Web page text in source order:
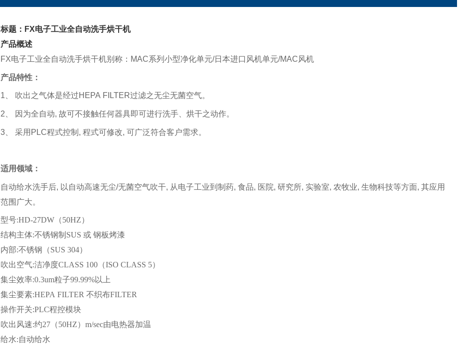
标题：FX电子工业全自动洗手烘干机
产品概述
FX电子工业全自动洗手烘干机别称：MAC系列小型净化单元/日本进口风机单元/MAC风机
产品特性：
1 、 吹出之气体是经过HEPA FILTER过滤之无尘无菌空气。
2 、 因为全自动, 故可不接触任何器具即可进行洗手、烘干之动作。
3 、 采用 PLC程式控制 , 程式可修改, 可广泛符合客户需求。
适用领域：
自动给水洗手后, 以自动高速无尘/无菌空气吹干, 从电子工业到制药, 食品, 医院, 研究所, 实验室, 农牧业, 生物科技等方面, 其应用
范围广大。
型号:HD-27DW（50HZ）
结构主体:不锈钢制 SUS 或 钢板烤漆
内部:不锈钢 （SUS 304）
吹出空气:洁净度CLASS 100（ISO CLASS 5）
集尘效率:0.3um粒子99.99%以上
集尘要素:HEPA FILTER 不织布FILTER
操作开关:PLC程控模块
吹出风速:约27（50HZ）m/sec由电热器加温
给水:自动给水